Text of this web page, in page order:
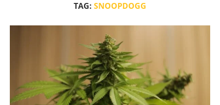
TAG: SNOOPDOGG